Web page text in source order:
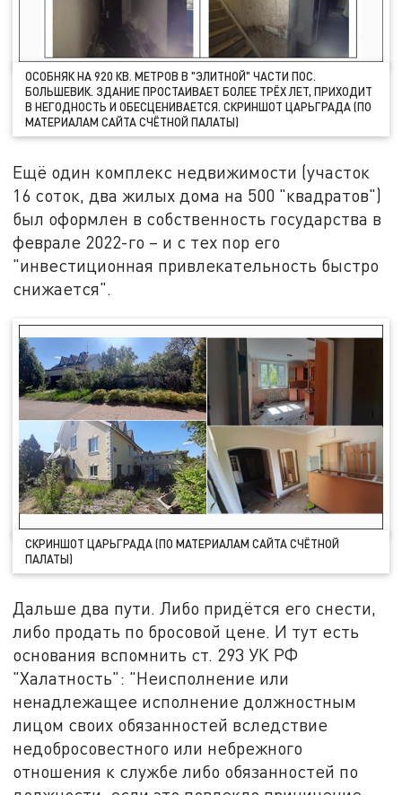
ОСОБНЯК НА 920 КВ. МЕТРОВ В "ЭЛИТНОЙ" ЧАСТИ ПОС.
БОЛЬШЕВИК. ЗДАНИЕ ПРОСТАИВАЕТ БОЛЕЕ ТРЁХ ЛЕТ, ПРИХОДИТ
В НЕГОДНОСТЬ И ОБЕСЦЕНИВАЕТСЯ. СКРИНШОТ ЦАРЬГРАДА (ПО
МАТЕРИАЛАМ САЙТА СЧЁТНОЙ ПАЛАТЫ)
Ещё один комплекс недвижимости (участок
16 соток, два жилых дома на 500 "квадратов")
был оформлен в собственность государства в
феврале 2022-го – и с тех пор его
"инвестиционная привлекательность быстро
снижается".
СКРИНШОТ ЦАРЬГРАДА (ПО МАТЕРИАЛАМ САЙТА СЧЁТНОЙ
ПАЛАТЫ)
Дальше два пути. Либо придётся его снести,
либо продать по бросовой цене. И тут есть
основания вспомнить ст. 293 УК РФ
"Халатность": "Неисполнение или
ненадлежащее исполнение должностным
лицом своих обязанностей вследствие
недобросовестного или небрежного
отношения к службе либо обязанностей по